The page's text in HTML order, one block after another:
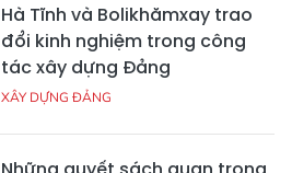
Hà Tĩnh và Bolikhămxay trao
đổi kinh nghiệm trong công
tác xây dựng Đảng
XÂY DỰNG ĐẢNG